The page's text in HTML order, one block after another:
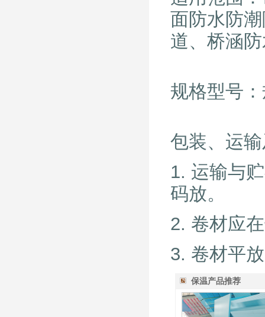
面防水防
道、桥涵
规格型号
包装、运
1. 运输与
码放。
2. 卷材应
3. 卷材平
保温产品推荐